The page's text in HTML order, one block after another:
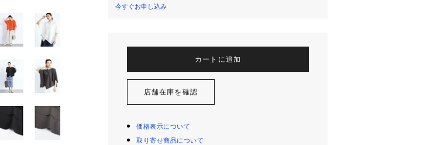
今すぐお申し込み
カートに追加
店舗在庫を確認
価格表示について
取り寄せ商品について